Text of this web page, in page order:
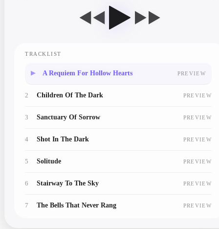
◀◀ ▶▶
TRACKLIST
1 A Requiem For Hollow Hearts PREVIEW
2 Children Of The Dark PREVIEW
3 Sanctuary Of Sorrow PREVIEW
4 Shot In The Dark PREVIEW
5 Solitude PREVIEW
6 Stairway To The Sky PREVIEW
7 The Bells That Never Rang PREVIEW
8 The Last Candle In Eden PREVIEW